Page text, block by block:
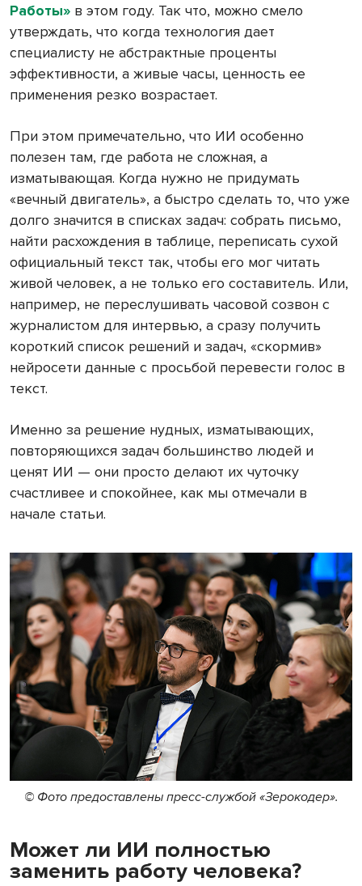
Работы» в этом году. Так что, можно смело
утверждать, что когда технология дает
специалисту не абстрактные проценты
эффективности, а живые часы, ценность ее
применения резко возрастает.
При этом примечательно, что ИИ особенно
полезен там, где работа не сложная, а
изматывающая. Когда нужно не придумать
«вечный двигатель», а быстро сделать то, что уже
долго значится в списках задач: собрать письмо,
найти расхождения в таблице, переписать сухой
официальный текст так, чтобы его мог читать
живой человек, а не только его составитель. Или,
например, не переслушивать часовой созвон с
журналистом для интервью, а сразу получить
короткий список решений и задач, «скормив»
нейросети данные с просьбой перевести голос в
текст.
Именно за решение нудных, изматывающих,
повторяющихся задач большинство людей и
ценят ИИ — они просто делают их чуточку
счастливее и спокойнее, как мы отмечали в
начале статьи.
© Фото предоставлены пресс-службой «Зерокодер».
Может ли ИИ полностью
заменить работу человека?